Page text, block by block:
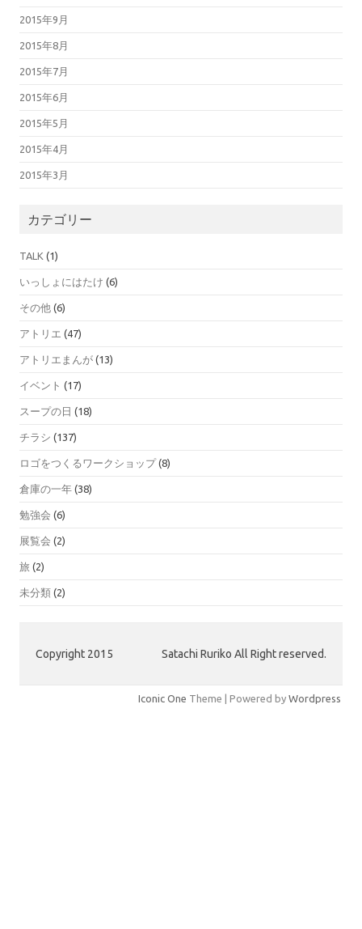
2015年9月
2015年8月
2015年7月
2015年6月
2015年5月
2015年4月
2015年3月
カテゴリー
TALK (1)
いっしょにはたけ (6)
その他 (6)
アトリエ (47)
アトリエまんが (13)
イベント (17)
スープの日 (18)
チラシ (137)
ロゴをつくるワークショップ(8)
倉庫の一年 (38)
勉強会 (6)
展覧会 (2)
旅 (2)
未分類 (2)
Copyright 2015 Satachi Ruriko All Right reserved.
Iconic One Theme | Powered by Wordpress